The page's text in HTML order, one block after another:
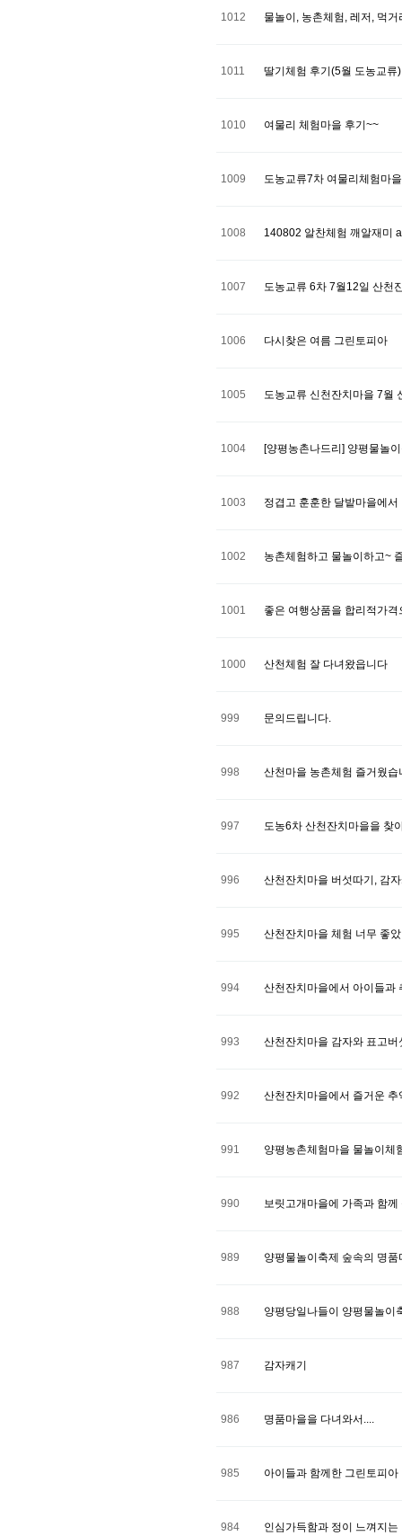
1012 물놀이, 농촌체험, 레저, 먹
1011 딸기체험 후기(5월 도농교류)
1010 여물리 체험마을 후기~~
1009 도농교류7차 여물리체험마
1008 140802 알찬체험 깨알재미
1007 도농교류 6차 7월12일 산천
1006 다시찾은 여름 그린토피아
1005 도농교류 신천잔치마을 7월
1004 [양평농촌나드리] 양평물놀
1003 정겹고 훈훈한 달밭마을에
1002 농촌체험하고 물놀이하고~
1001 좋은 여행상품을 합리적가
1000 산천체험 잘 다녀왔읍니다
999 문의드립니다.
998 산천마을 농촌체험 즐거웠습
997 도농6차 산천잔치마을을 찾
996 산천잔치마을 버섯따기, 감
995 산천잔치마을 체험 너무 좋
994 산천잔치마을에서 아이들과
993 산천잔치마을 감자와 표고버
992 산천잔치마을에서 즐거운 추
991 양평농촌체험마을 물놀이체
990 보릿고개마을에 가족과 함
989 양평물놀이축제 숲속의 명
988 양평당일나들이 양평물놀이
987 감자캐기
986 명품마을을 다녀와서....
985 아이들과 함께한 그린토피아
984 인심가득함과 정이 느껴지